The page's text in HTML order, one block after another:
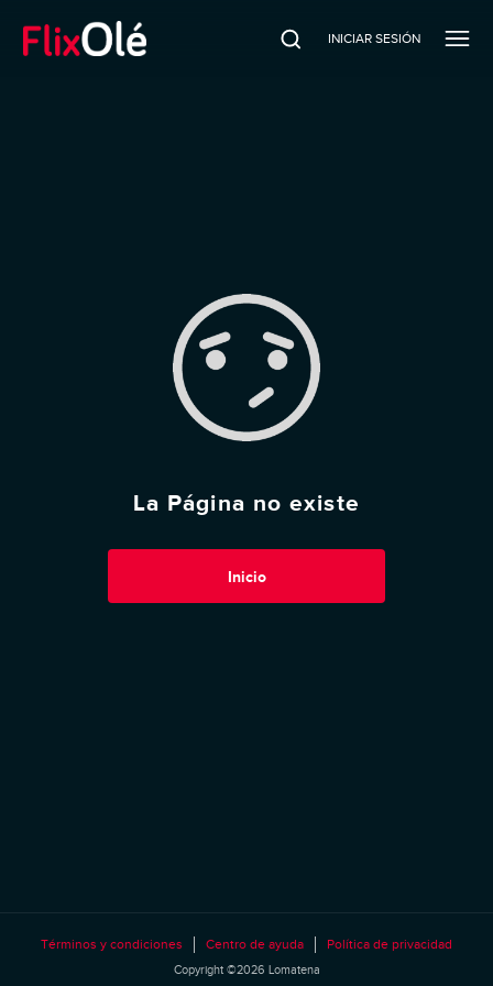
INICIAR SESIÓN
La Página no existe
Inicio
Términos y condiciones Centro de ayuda Política de privacidad
Copyright ©2026 Lomatena